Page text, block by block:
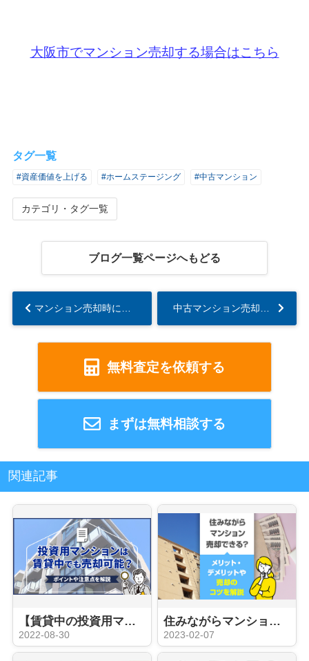
大阪市でマンション売却する場合はこちら
タグ一覧
#資産価値を上げる #ホームステージング #中古マンション
カテゴリ・タグ一覧
ブログ一覧ページへもどる
無料査定を依頼する
まずは無料相談する
関連記事
【賃貸中の投資用マンションは売却可能？】ポイントや注意点を解説
2022-08-30
住みながらマンション売却できる？メリット・デメリットや売却のコツを解説
2023-02-07